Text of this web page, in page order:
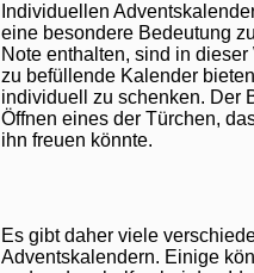
Individuellen
eine besondere Bedeutung
Note enthalten, sind in
zu befüllende Kalender
individuell zu schenken. Der
Öffnen eines der Türchen,
ihn freuen könnte.
Es gibt daher viele
Adventskalendern. Einige